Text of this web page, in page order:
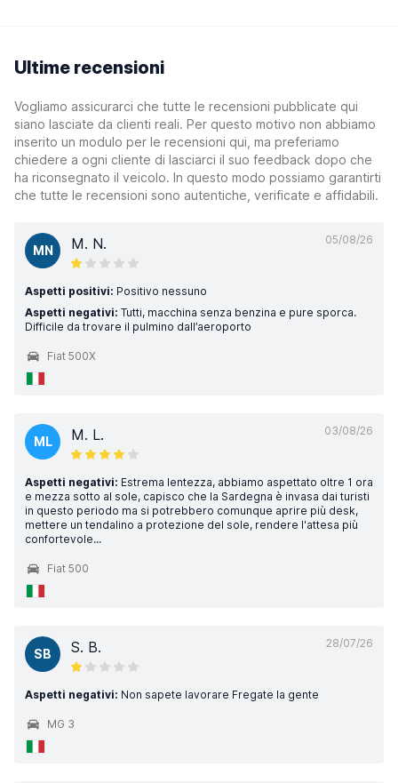
Ultime recensioni
Vogliamo assicurarci che tutte le recensioni pubblicate qui
siano lasciate da clienti reali. Per questo motivo non abbiamo
inserito un modulo per le recensioni qui, ma preferiamo
chiedere a ogni cliente di lasciarci il suo feedback dopo che
ha riconsegnato il veicolo. In questo modo possiamo garantirti
che tutte le recensioni sono autentiche, verificate e affidabili.
05/08/26
MN M. N.
Aspetti positivi: Positivo nessuno
Aspetti negativi: Tutti, macchina senza benzina e pure sporca.
Difficile da trovare il pulmino dall’aeroporto
Fiat 500X
03/08/26
ML M. L.
Aspetti negativi: Estrema lentezza, abbiamo aspettato oltre 1 ora
e mezza sotto al sole, capisco che la Sardegna è invasa dai turisti
in questo periodo ma si potrebbero comunque aprire più desk,
mettere un tendalino a protezione del sole, rendere l'attesa più
confortevole...
Fiat 500
28/07/26
SB S. B.
Aspetti negativi: Non sapete lavorare Fregate la gente
MG 3